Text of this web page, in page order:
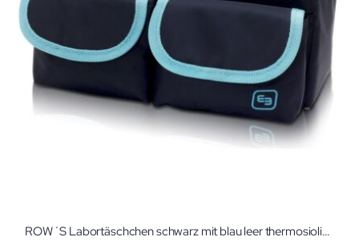
ROW´S Labortäschchen schwarz mit blau leer thermosiolierte Labortasche von Elite Bags zur Blutentnahme